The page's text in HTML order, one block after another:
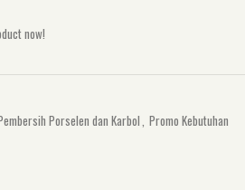
now!
Porselen dan Karbol, Promo Kebutuhan